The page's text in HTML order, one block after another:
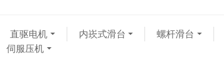
直驱电机 内崁式滑台 螺杆滑台
伺服压机